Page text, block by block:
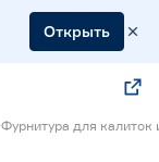
Открыть
Фурнитура для калиток